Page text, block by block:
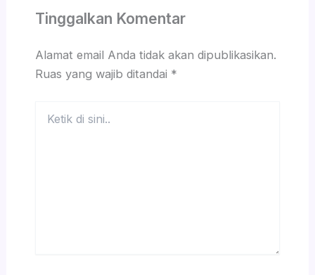
Tinggalkan Komentar
Alamat email Anda tidak akan dipublikasikan.
Ruas yang wajib ditandai *